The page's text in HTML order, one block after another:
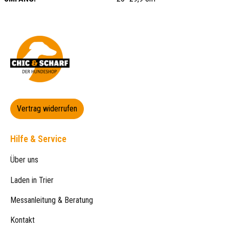
Vertrag widerrufen
Hilfe & Service
Über uns
Laden in Trier
Messanleitung & Beratung
Kontakt